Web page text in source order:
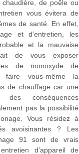
de poêle ou
vous évitera de
de santé. En effet,
et d’entretien, les
et la mauvaise
de vous exposer
de monoxyde de
faire vous-même la
de chauffage car une
conséquences
pas la possibilité
Vous résidez à
avoisinantes ? Les
91 sont de vrais
d’appareil de